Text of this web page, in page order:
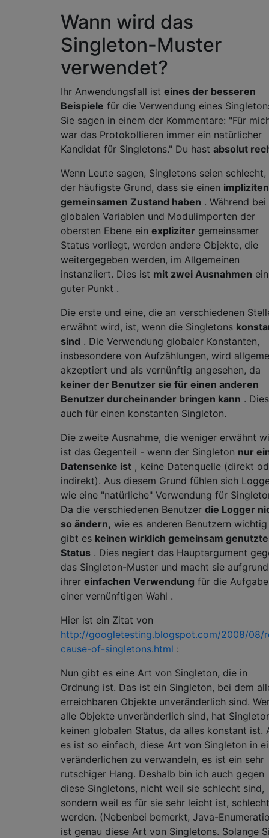
Wann wird das
Singleton-Muster
verwendet?
Ihr Anwendungsfall ist eines der besseren
Beispiele für die Verwendung eines
Sie sagen in einem der Kommentare: "Für
war das Protokollieren immer ein natürlicher
Kandidat für Singletons." Du hast absolut
Wenn Leute sagen, Singletons seien
der häufigste Grund, dass sie einen impliziten
gemeinsamen Zustand haben . Während bei
globalen Variablen und Modulimporten der
obersten Ebene ein expliziter gemeinsamer
Status vorliegt, werden andere Objekte, die
weitergegeben werden, im Allgemeinen
instanziiert. Dies ist mit zwei Ausnahmen ein
guter Punkt .
Die erste und eine, die an verschiedenen
erwähnt wird, ist, wenn die Singletons
sind . Die Verwendung globaler Konstanten,
insbesondere von Aufzählungen, wird
akzeptiert und als vernünftig angesehen, da
keiner der Benutzer sie für einen anderen
Benutzer durcheinander bringen kann .
auch für einen konstanten Singleton.
Die zweite Ausnahme, die weniger erwähnt
ist das Gegenteil - wenn der Singleton nur
Datensenke ist , keine Datenquelle (direkt
indirekt). Aus diesem Grund fühlen sich
wie eine "natürliche" Verwendung für
Da die verschiedenen Benutzer die Logger
so ändern, wie es anderen Benutzern
gibt es keinen wirklich gemeinsam
Status . Dies negiert das Hauptargument
das Singleton-Muster und macht sie aufgrund
ihrer einfachen Verwendung für die
einer vernünftigen Wahl .
Hier ist ein Zitat von
http://googletesting.blogspot.com/2008/08/
cause-of-singletons.html :
Nun gibt es eine Art von Singleton, die in
Ordnung ist. Das ist ein Singleton, bei dem
erreichbaren Objekte unveränderlich sind.
alle Objekte unveränderlich sind, hat
keinen globalen Status, da alles konstant ist.
es ist so einfach, diese Art von Singleton in
veränderlichen zu verwandeln, es ist ein sehr
rutschiger Hang. Deshalb bin ich auch gegen
diese Singletons, nicht weil sie schlecht sind,
sondern weil es für sie sehr leicht ist,
werden. (Nebenbei bemerkt, Java-
ist genau diese Art von Singletons. Solange